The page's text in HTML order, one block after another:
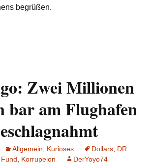
begrüßen.
Zwischen kongolesischer Erleichterung
Zwei Millionen
bar am Flughafen
Allgemein Kurioses Dollars DR
Fund Korrupeion DerYoyo74